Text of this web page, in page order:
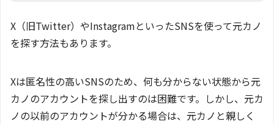
X（旧Twitter）やInstagramといったSNSを使って元カノ
を探す方法もあります。
Xは匿名性の高いSNSのため、何も分からない状態から元
カノのアカウントを探し出すのは困難です。しかし、元カ
ノの以前のアカウントが分かる場合は、元カノと親しく